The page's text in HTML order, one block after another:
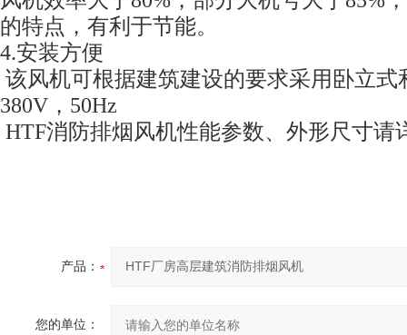
的特点，有利于节能。
4.安装方便
该风机可根据建筑建设的要求采用卧立
380V，50Hz
HTF消防排烟风机性能参数、外形尺寸请
产品：
您的单位：